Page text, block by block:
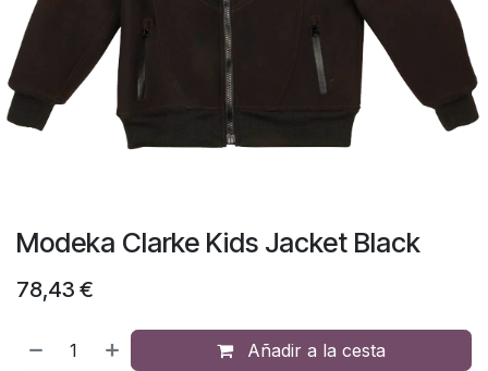
Modeka Clarke Kids Jacket Black
78,43 €
Añadir a la cesta